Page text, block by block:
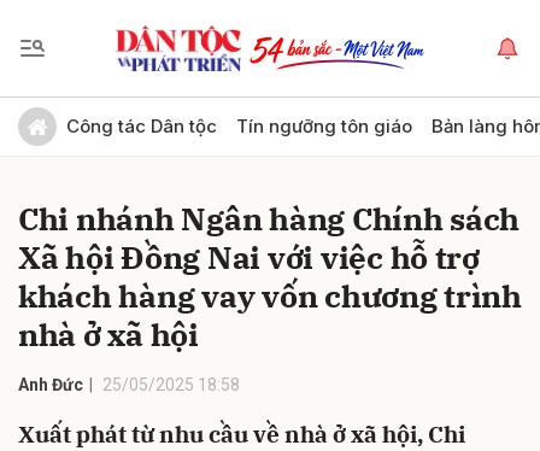
Công tác Dân tộc Tín ngưỡng tôn giáo Bản làng
Chi nhánh Ngân hàng Chính sách
Xã hội Đồng Nai với việc hỗ trợ
khách hàng vay vốn chương trình
nhà ở xã hội
Anh Đức 25/05/2025 18:58
Xuất phát từ nhu cầu về nhà ở xã hội, Chi
Gửi bình luận